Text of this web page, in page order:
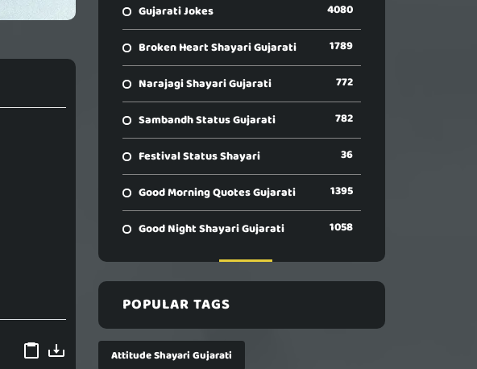
Gujarati Jokes 4080
Broken Heart Shayari Gujarati 1789
Narajagi Shayari Gujarati 772
Sambandh Status Gujarati 782
Festival Status Shayari 36
Good Morning Quotes Gujarati 1395
Good Night Shayari Gujarati 1058
POPULAR TAGS
Attitude Shayari Gujarati